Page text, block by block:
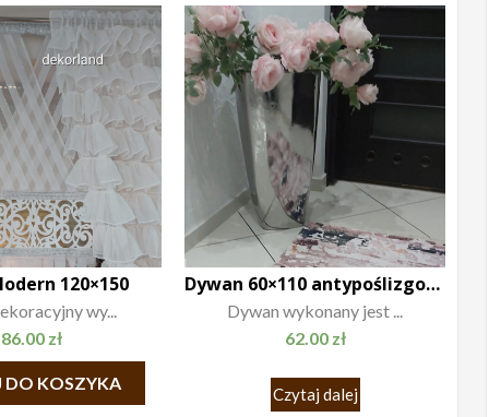
120×150
wy...
86.00 zł
DO KOSZYKA
Dywan 60×110 antypoślizgowy
Dywan wykonany jest ...
62.00 zł
Czytaj dalej